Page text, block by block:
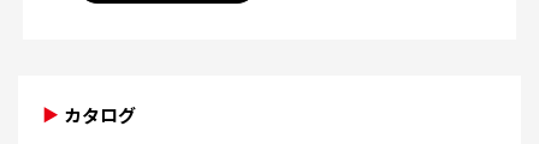
カタログ